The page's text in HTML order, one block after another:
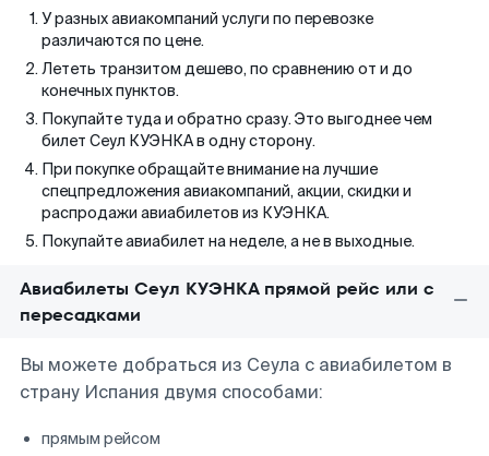
У разных авиакомпаний услуги по перевозке
различаются по цене.
Лететь транзитом дешево, по сравнению от и до
конечных пунктов.
Покупайте туда и обратно сразу. Это выгоднее чем
билет Сеул КУЭНКА в одну сторону.
При покупке обращайте внимание на лучшие
спецпредложения авиакомпаний, акции, скидки и
распродажи авиабилетов из КУЭНКА.
Покупайте авиабилет на неделе, а не в выходные.
Авиабилеты Сеул КУЭНКА прямой рейс или с
пересадками
Вы можете добраться из Сеула с авиабилетом в
страну Испания двумя способами:
прямым рейсом